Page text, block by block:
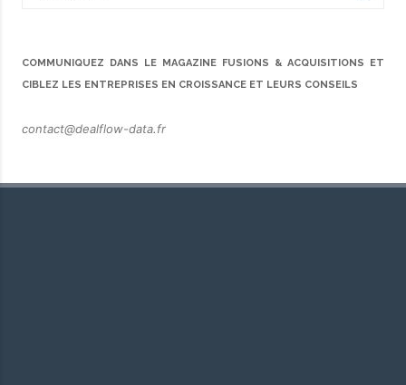
COMMUNIQUEZ DANS LE MAGAZINE FUSIONS & ACQUISITIONS ET
CIBLEZ LES ENTREPRISES EN CROISSANCE ET LEURS CONSEILS
contact@dealflow-data.fr